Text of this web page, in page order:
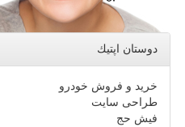
دوستان اپتیك
خرید و فروش خودرو
طراحی سایت
فیش حج